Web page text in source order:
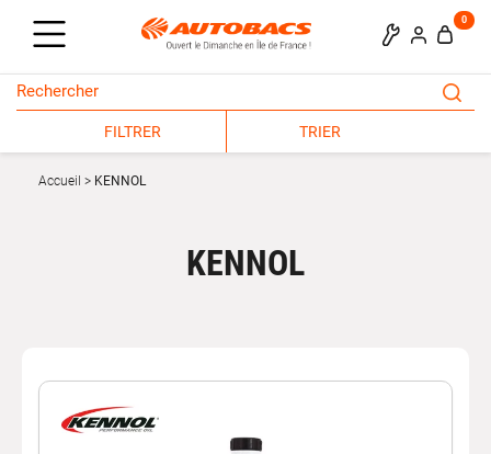
0
FILTRER TRIER
Accueil KENNOL
KENNOL